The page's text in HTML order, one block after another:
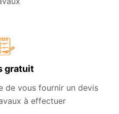
gratuit
de vous fournir un devis
à effectuer